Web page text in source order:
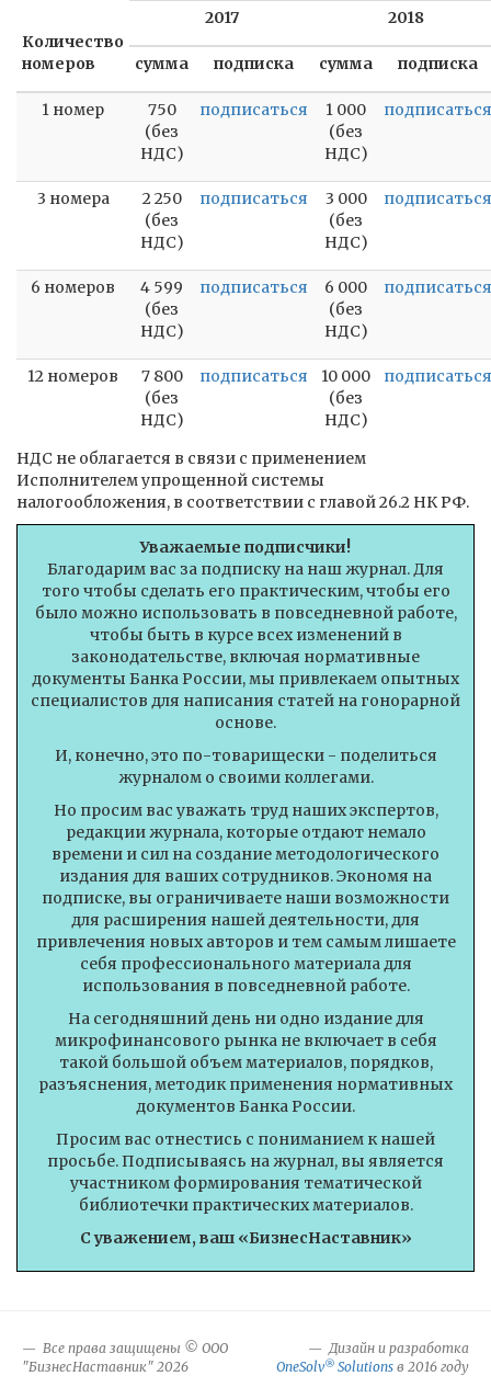
Количество
номеров
2017 2018
сумма подписка сумма подписка
1 номер
750
(без
НДС)
подписаться
1 000
(без
НДС)
подписаться
3 номера
2 250
(без
НДС)
подписаться
3 000
(без
НДС)
подписаться
6 номеров
4 599
(без
НДС)
подписаться
6 000
(без
НДС)
подписаться
12 номеров
7 800
(без
НДС)
подписаться
10 000
(без
НДС)
подписаться
НДС не облагается в связи с применением
Исполнителем упрощенной системы
налогообложения, в соответствии с главой 26.2 НК РФ.
Уважаемые подписчики!
Благодарим вас за подписку на наш журнал. Для
того чтобы сделать его практическим, чтобы его
было можно использовать в повседневной работе,
чтобы быть в курсе всех изменений в
законодательстве, включая нормативные
документы Банка России, мы привлекаем опытных
специалистов для написания статей на гонорарной
основе.
И, конечно, это по-товарищески - поделиться
журналом о своими коллегами.
Но просим вас уважать труд наших экспертов,
редакции журнала, которые отдают немало
времени и сил на создание методологического
издания для ваших сотрудников. Экономя на
подписке, вы ограничиваете наши возможности
для расширения нашей деятельности, для
привлечения новых авторов и тем самым лишаете
себя профессионального материала для
использования в повседневной работе.
На сегодняшний день ни одно издание для
микрофинансового рынка не включает в себя
такой большой объем материалов, порядков,
разъяснения, методик применения нормативных
документов Банка России.
Просим вас отнестись с пониманием к нашей
просьбе. Подписываясь на журнал, вы является
участником формирования тематической
библиотечки практических материалов.
С уважением, ваш «БизнесНаставник»
Все права защищены © ООО
"БизнесНаставник" 2026
Дизайн и разработка
OneSolv® Solutions в 2016 году